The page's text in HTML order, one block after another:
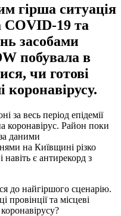
гірша ситуація
COVID-19 та
засобами
побувала в
чи готові
коронавірусу.
за весь період епідемії
коронавірус. Район поки
даними
на Київщині різко
навіть є антирекорд з
до найгіршого сценарію.
провінції та місцеві